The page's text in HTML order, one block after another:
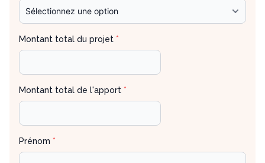
Montant total du projet *
Montant total de l'apport *
Prénom *